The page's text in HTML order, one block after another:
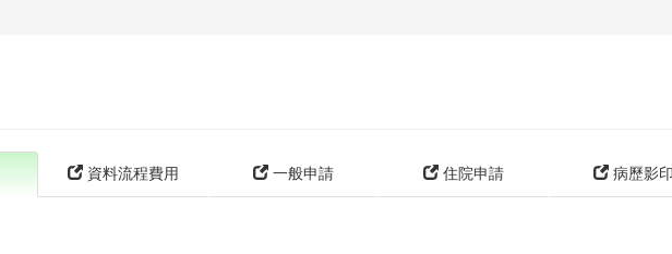
資料流程費用 一般申請 住院申請 病歷影印